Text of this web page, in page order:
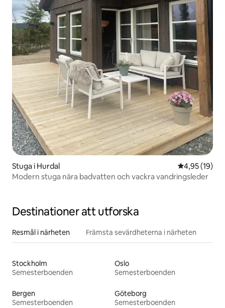
Stuga i Hurdal 4,95 av 5 i
4,95 (19)
Modern stuga nära badvatten och vackra vandringsleder
Destinationer att utforska
Resmål i närheten Främsta sevärdheterna i närheten
Stockholm
Semesterboenden
Oslo
Semesterboenden
Bergen
Semesterboenden
Göteborg
Semesterboenden